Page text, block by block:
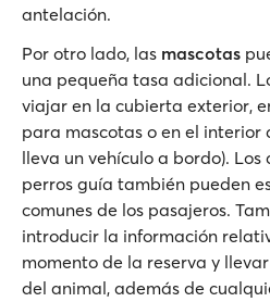
antelación.
Por otro lado, las mascotas
una pequeña tasa adicional.
viajar en la cubierta exterior,
para mascotas o en el interior
lleva un vehículo a bordo).
perros guía también pueden
comunes de los pasajeros.
introducir la información
momento de la reserva y
del animal, además de